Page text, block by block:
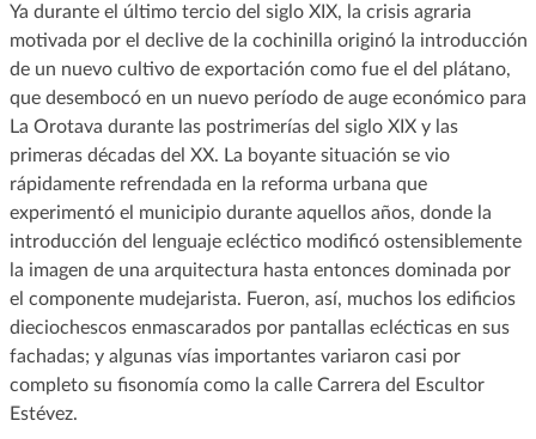
Ya durante el último tercio del siglo XIX, la crisis agraria
motivada por el declive de la cochinilla originó la introducción
de un nuevo cultivo de exportación como fue el del plátano,
que desembocó en un nuevo período de auge económico para
La Orotava durante las postrimerías del siglo XIX y las
primeras décadas del XX. La boyante situación se vio
rápidamente refrendada en la reforma urbana que
experimentó el municipio durante aquellos años, donde la
introducción del lenguaje ecléctico modificó ostensiblemente
la imagen de una arquitectura hasta entonces dominada por
el componente mudejarista. Fueron, así, muchos los edificios
dieciochescos enmascarados por pantallas eclécticas en sus
fachadas; y algunas vías importantes variaron casi por
completo su fisonomía como la calle Carrera del Escultor
Estévez.